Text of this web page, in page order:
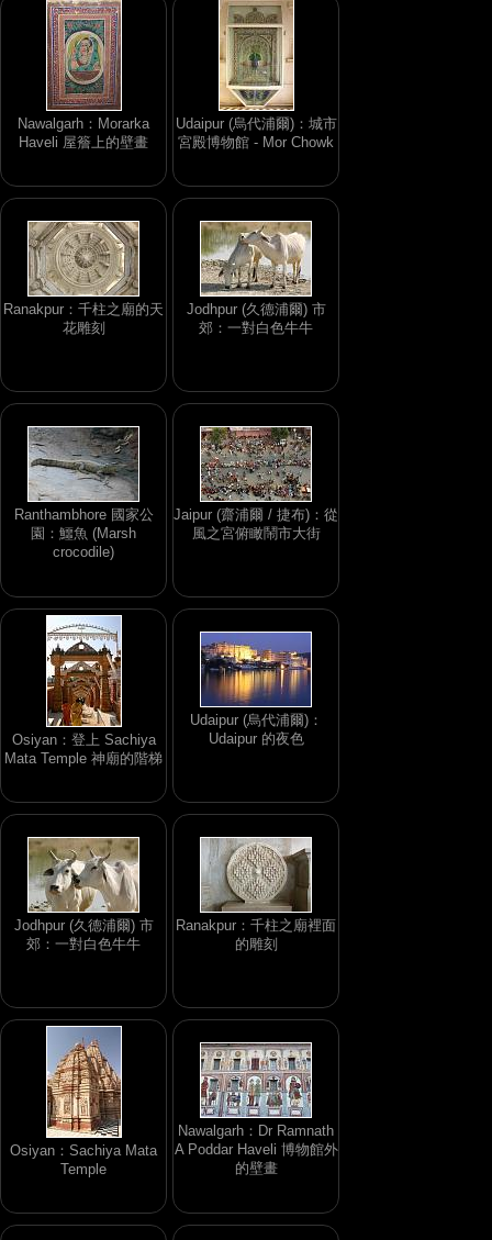
Nawalgarh：Morarka
Haveli 屋簷上的壁畫
Udaipur (烏代浦爾)：城市
宮殿博物館 - Mor Chowk
Ranakpur：千柱之廟的天
花雕刻
Jodhpur (久德浦爾) 市
郊：一對白色牛牛
Ranthambhore 國家公
園：鱷魚 (Marsh
crocodile)
Jaipur (齋浦爾 / 捷布)：從
風之宮俯瞰鬧市大街
Osiyan：登上 Sachiya
Mata Temple 神廟的階梯
Udaipur (烏代浦爾)：
Udaipur 的夜色
Jodhpur (久德浦爾) 市
郊：一對白色牛牛
Ranakpur：千柱之廟裡面
的雕刻
Osiyan：Sachiya Mata
Temple
Nawalgarh：Dr Ramnath
A Poddar Haveli 博物館外
的壁畫